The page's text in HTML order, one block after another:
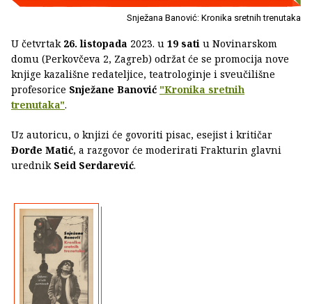
Snježana Banović: Kronika sretnih trenutaka
U četvrtak 26. listopada 2023. u 19 sati u Novinarskom
domu (Perkovčeva 2, Zagreb) održat će se promocija nove
knjige kazališne redateljice, teatrologinje i sveučilišne
profesorice Snježane Banović "Kronika sretnih
trenutaka".
Uz autoricu, o knjizi će govoriti pisac, esejist i kritičar
Đorđe Matić, a razgovor će moderirati Frakturin glavni
urednik Seid Serdarević.